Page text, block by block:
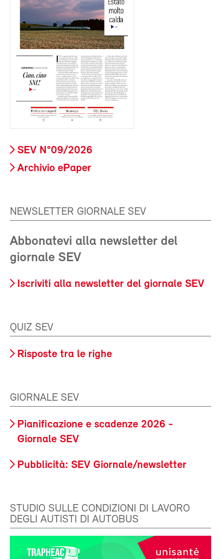
SEV N°09/2026
Archivio ePaper
NEWSLETTER GIORNALE SEV
Abbonatevi alla newsletter del
giornale SEV
Iscriviti alla newsletter del giornale SEV
QUIZ SEV
Risposte tra le righe
GIORNALE SEV
Pianificazione e scadenze 2026 -
Giornale SEV
Pubblicità: SEV Giornale/newsletter
STUDIO SULLE CONDIZIONI DI LAVORO
DEGLI AUTISTI DI AUTOBUS